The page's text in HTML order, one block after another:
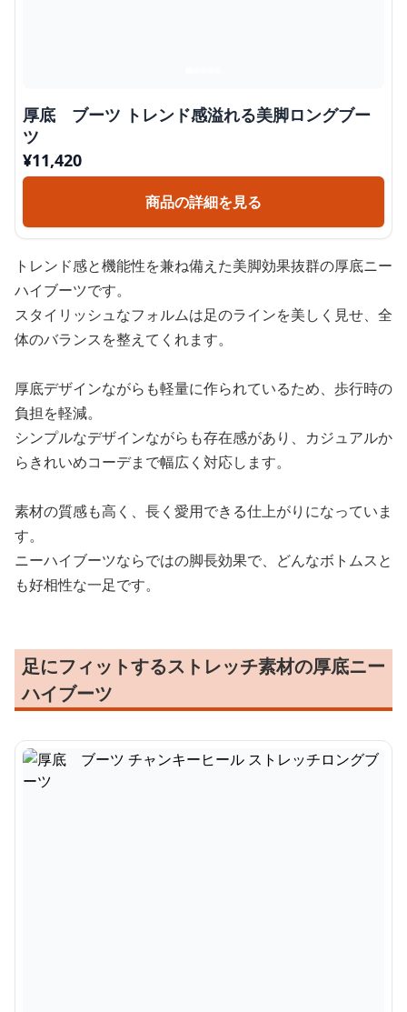
厚底 ブーツ トレンド感溢れる美脚ロングブー
ツ
¥11,420
商品の詳細を見る
トレンド感と機能性を兼ね備えた美脚効果抜群の厚底ニー
ハイブーツです。
スタイリッシュなフォルムは足のラインを美しく見せ、全
体のバランスを整えてくれます。
厚底デザインながらも軽量に作られているため、歩行時の
負担を軽減。
シンプルなデザインながらも存在感があり、カジュアルか
らきれいめコーデまで幅広く対応します。
素材の質感も高く、長く愛用できる仕上がりになっていま
す。
ニーハイブーツならではの脚長効果で、どんなボトムスと
も好相性な一足です。
足にフィットするストレッチ素材の厚底ニー
ハイブーツ